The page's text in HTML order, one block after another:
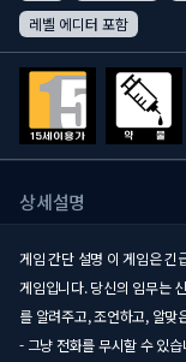
레벨 에디터 포함
상세설명
게임 간단 설명 이 게임은 긴
게임입니다. 당신의 임무는
를 알려주고, 조언하고, 알
- 그냥 전화를 무시할 수 있습